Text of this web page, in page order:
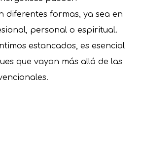
diferentes formas, ya sea en
personal o espiritual.
estancados, es esencial
que vayan más allá de las